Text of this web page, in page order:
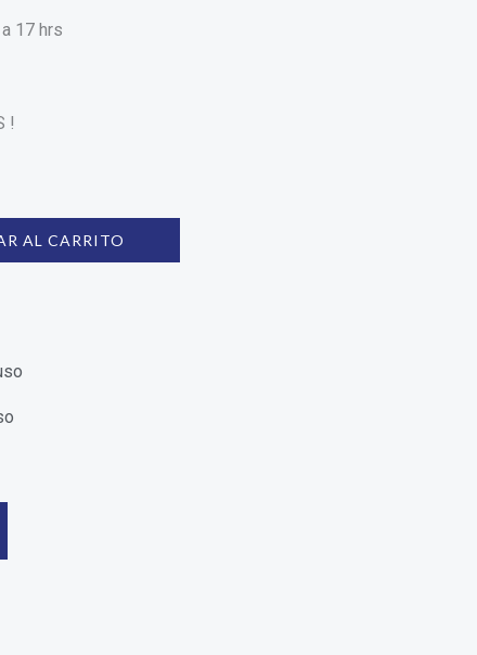
17 hrs
!
AL CARRITO